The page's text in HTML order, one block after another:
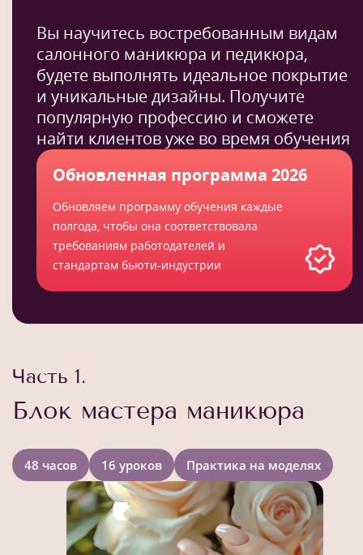
Вы научитесь востребованным видам
салонного маникюра и педикюра,
будете выполнять идеальное покрытие
и уникальные дизайны. Получите
популярную профессию и сможете
найти клиентов уже во время обучения
Обновленная программа 2026
Обновляем программу обучения каждые
полгода, чтобы она соответствовала
требованиям работодателей и
стандартам бьюти-индустрии
Часть 1.
Блок мастера маникюра
48 часов 16 уроков Практика на моделях